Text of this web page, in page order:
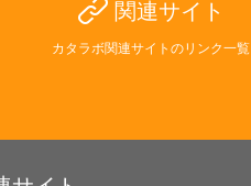
関連サイト
カタラボ関連サイトのリンク一覧